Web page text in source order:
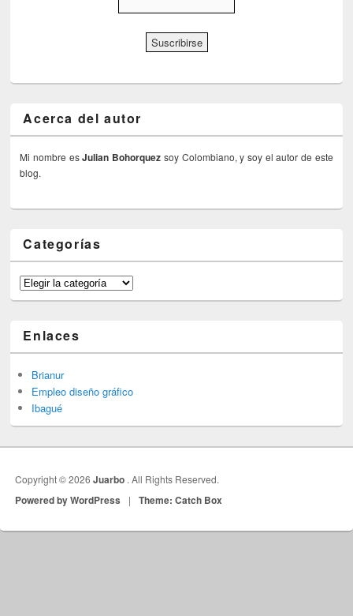
Acerca del autor
Mi nombre esJulian Bohorquez soy Colombiano, y soy el autor de este
blog.
Categorías
Categorías
Enlaces
Brianur
Empleo diseño gráfico
Ibagué
Copyright © 2026Juarbo . All Rights Reserved.
Powered by WordPress | Theme: Catch Box